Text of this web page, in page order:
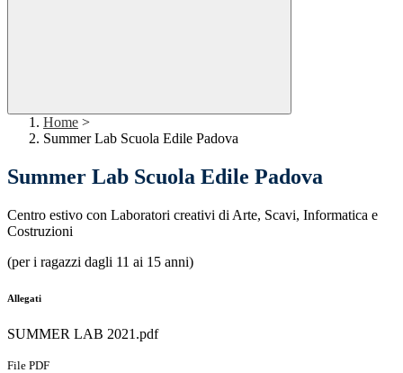
Home >
Summer Lab Scuola Edile Padova
Summer Lab Scuola Edile Padova
Centro estivo con Laboratori creativi di Arte, Scavi, Informatica e
Costruzioni
(per i ragazzi dagli 11 ai 15 anni)
Allegati
SUMMER LAB 2021.pdf
File PDF